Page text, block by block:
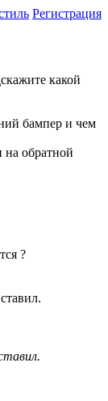
Регистрация
какой
бампер и чем
на обратной
?